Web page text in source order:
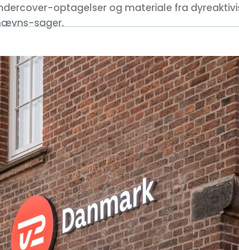
optagelser og materiale fra
sager.